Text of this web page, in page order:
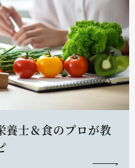
養士＆食のプロが教